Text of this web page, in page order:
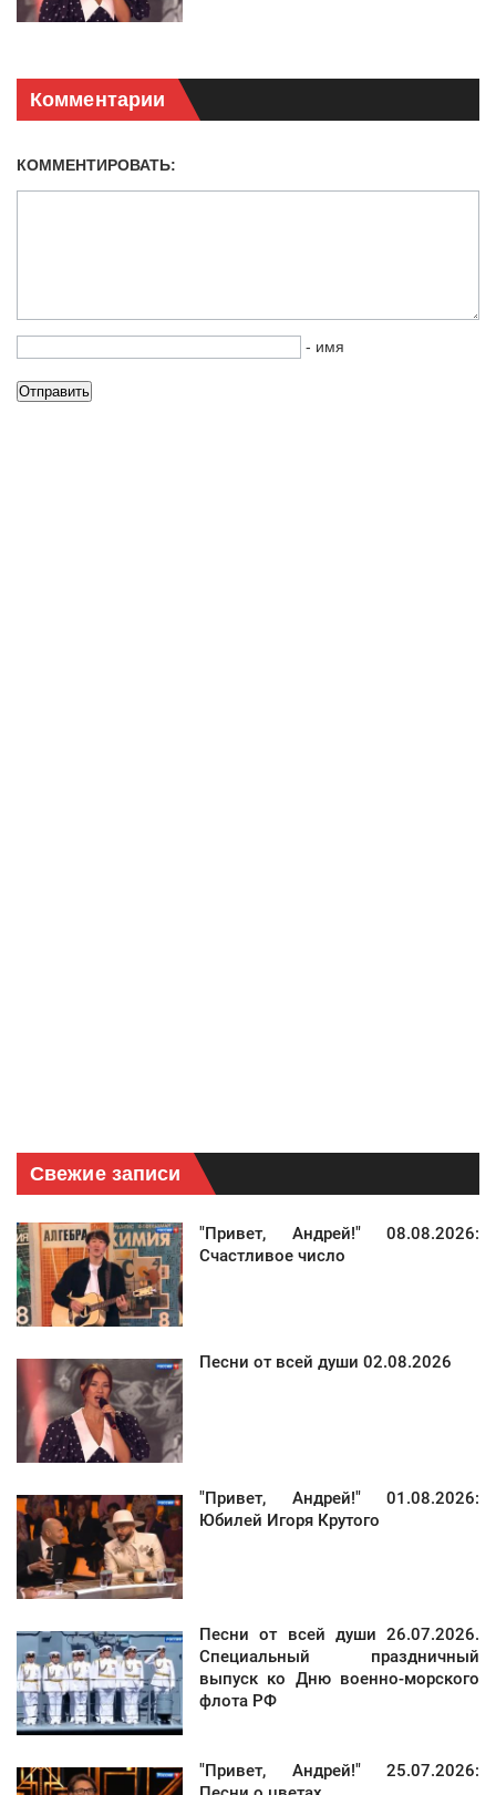
Комментарии
КОММЕНТИРОВАТЬ:
- имя
Свежие записи
"Привет, Андрей!" 08.08.2026:
Счастливое число
Песни от всей души 02.08.2026
"Привет, Андрей!" 01.08.2026:
Юбилей Игоря Крутого
Песни от всей души 26.07.2026.
Специальный праздничный
выпуск ко Дню военно-морского
флота РФ
"Привет, Андрей!" 25.07.2026: